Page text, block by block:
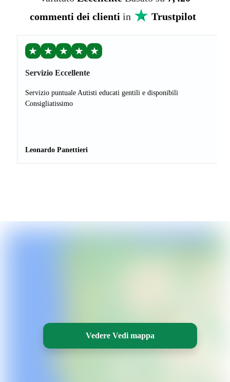
commenti dei clienti in Trustpilot
★ ★ ★ ★ ★
Servizio Eccellente
Servizio puntuale Autisti educati gentili e disponibili
Consigliatissimo
Leonardo Panettieri
Vedere Vedi mappa